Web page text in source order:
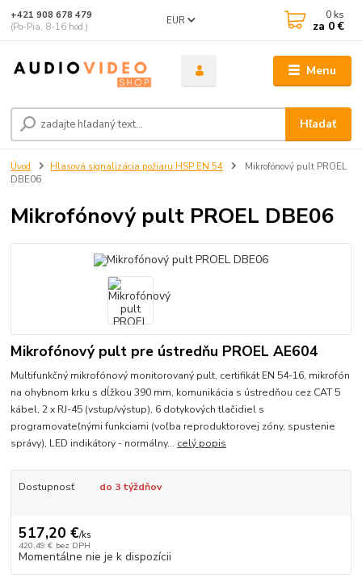
Menu
EUR
Hľadať
+421 908 678 479
(Po-Pia, 8-16 hod.)
0 ks
za 0 €
Úvod Hlasová signalizácia požiaru HSP EN 54
Mikrofónový pult PROEL
DBE06
Mikrofónový pult PROEL DBE06
Mikrofónový pult pre ústredňu PROEL AE604
Multifunkčný mikrofónový monitorovaný pult, certifikát EN 54-16, mikrofón
na ohybnom krku s dĺžkou 390 mm, komunikácia s ústredňou cez CAT 5
kábel, 2 x RJ-45 (vstup/výstup), 6 dotykových tlačidiel s
programovateľnými funkciami (voľba reproduktorovej zóny, spustenie
správy), LED indikátory - normálny... celý popis
Dostupnosť do 3 týždňov
517,20 €/ks
420,49 € bez DPH
Momentálne nie je k dispozícii